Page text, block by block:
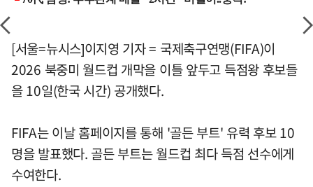
[서울=뉴시스]이지영 기자 = 국제축구연맹(FIFA)이
2026 북중미 월드컵 개막을 이틀 앞두고 득점왕 후보들
을 10일(한국 시간) 공개했다.
FIFA는 이날 홈페이지를 통해 '골든 부트' 유력 후보 10
명을 발표했다. 골든 부트는 월드컵 최다 득점 선수에게
수여한다.